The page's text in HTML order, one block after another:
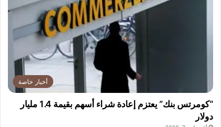
أخبار خاصة
“كومرتس بنك” يعتزم إعادة شراء أسهم بقيمة 1.4 مليار
دولار